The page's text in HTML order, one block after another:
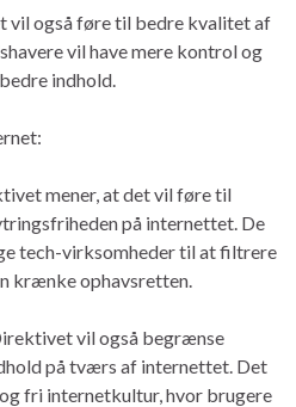
vil også føre til bedre kvalitet af
vil have mere kontrol og
indhold.
mener, at det vil føre til
på internettet. De
tech-virksomheder til at filtrere
krænke ophavsretten.
vil også begrænse
på tværs af internettet. Det
fri internetkultur, hvor brugere